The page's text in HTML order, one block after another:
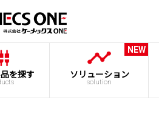
を探す ソリューション
solution
NEW